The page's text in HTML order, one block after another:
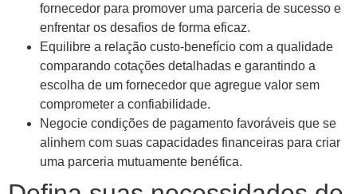
fornecedor para promover uma parceria de sucesso e
enfrentar os desafios de forma eficaz.
Equilibre a relação custo-benefício com a qualidade
comparando cotações detalhadas e garantindo a
escolha de um fornecedor que agregue valor sem
comprometer a confiabilidade.
Negocie condições de pagamento favoráveis ​​que se
alinhem com suas capacidades financeiras para criar
uma parceria mutuamente benéfica.